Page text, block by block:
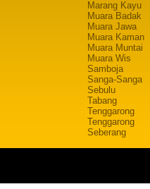
Marang Kayu
Muara Badak
Muara Jawa
Muara Kaman
Muara Muntai
Muara Wis
Samboja
Sanga-Sanga
Sebulu
Tabang
Tenggarong
Tenggarong
Seberang